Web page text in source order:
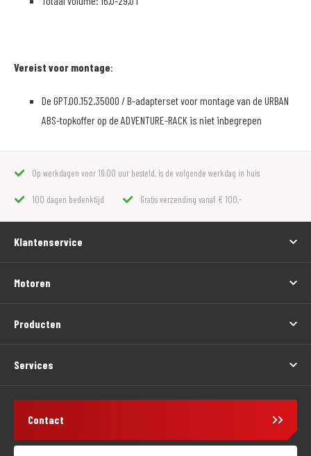
Vereist voor montage:
De GPT.00.152.35000 / B-adapterset voor montage van de URBAN
ABS-topkoffer op de ADVENTURE-RACK is niet inbegrepen
Op werkdagen voor 16:00 uur besteld, is de volgende werkdag in huis
100 dagen bedenktijd Gratis verzending vanaf € 100,-
Klantenservice
Motoren
Producten
Services
Contact